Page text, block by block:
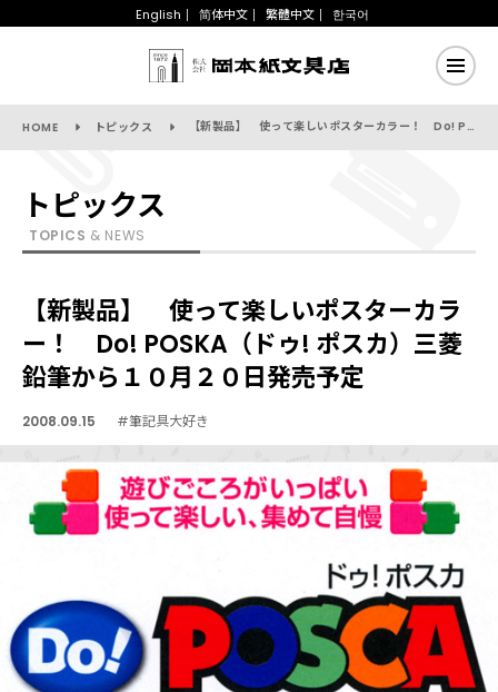
English 简体中文 繁體中文 한국어
HOME トピックス 【新製品】 使って楽しいポスターカラー！ Do! POSKA（ドゥ! ポスカ）三菱鉛筆から１０月２０日発売予定
トピックス
TOPICS & NEWS
【新製品】 使って楽しいポスターカラ
ー！ Do! POSKA（ドゥ! ポスカ）三菱
鉛筆から１０月２０日発売予定
2008.09.15 #筆記具大好き